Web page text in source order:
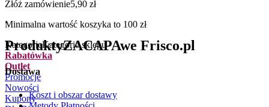
Złóż zamówienie5,90 zł
Minimalna wartość koszyka to 100 zł
KategorieKategorie sklepu
Rabatówka
Outlet
Promocje
Nowości
Kupony
.
ProduktyZACAPAwe Frisco.pl
Dostawa
Koszt i obszar dostawy